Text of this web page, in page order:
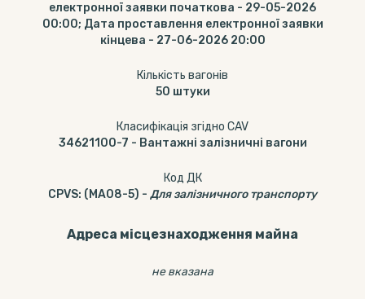
електронної заявки початкова - 29-05-2026
00:00; Дата проставлення електронної заявки
кінцева - 27-06-2026 20:00
Кількість вагонів
50 штуки
Класифікація згідно CAV
34621100-7 - Вантажні залізничні вагони
Код ДК
CPVS: (MA08-5) - Для залізничного транспорту
Адреса місцезнаходження майна
не вказана